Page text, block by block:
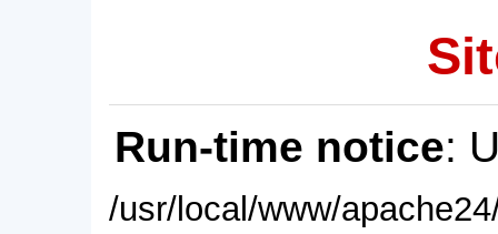
Run-time notice:
/usr/local/www/